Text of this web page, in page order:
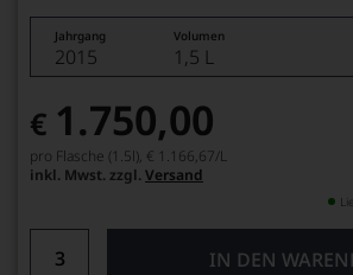
Jahrgang Volumen
2015 1,5 L
€ 1.750,00
pro Flasche (1.5l), € 1.166,67/L
inkl. Mwst. zzgl. Versand
IN DEN